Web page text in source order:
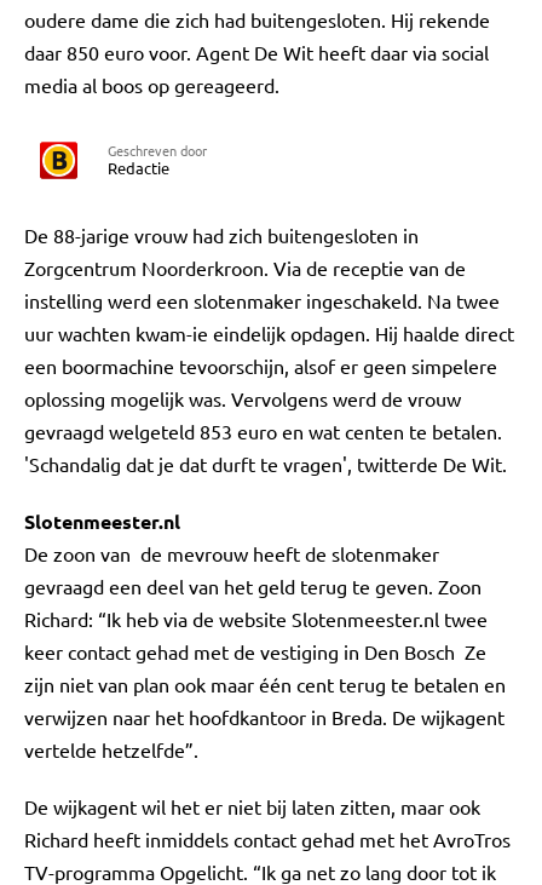
oudere dame die zich had buitengesloten. Hij rekende
daar 850 euro voor. Agent De Wit heeft daar via social
media al boos op gereageerd.
Geschreven door
Redactie
De 88-jarige vrouw had zich buitengesloten in
Zorgcentrum Noorderkroon. Via de receptie van de
instelling werd een slotenmaker ingeschakeld. Na twee
uur wachten kwam-ie eindelijk opdagen. Hij haalde direct
een boormachine tevoorschijn, alsof er geen simpelere
oplossing mogelijk was. Vervolgens werd de vrouw
gevraagd welgeteld 853 euro en wat centen te betalen.
'Schandalig dat je dat durft te vragen', twitterde De Wit.
Slotenmeester.nl
De zoon van de mevrouw heeft de slotenmaker
gevraagd een deel van het geld terug te geven. Zoon
Richard: “Ik heb via de website Slotenmeester.nl twee
keer contact gehad met de vestiging in Den Bosch Ze
zijn niet van plan ook maar één cent terug te betalen en
verwijzen naar het hoofdkantoor in Breda. De wijkagent
vertelde hetzelfde”.
De wijkagent wil het er niet bij laten zitten, maar ook
Richard heeft inmiddels contact gehad met het AvroTros
TV-programma Opgelicht. “Ik ga net zo lang door tot ik